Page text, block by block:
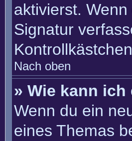
aktivierst.
Signatur
Nach oben
» Wie kann
Wenn du ein
eines Themas